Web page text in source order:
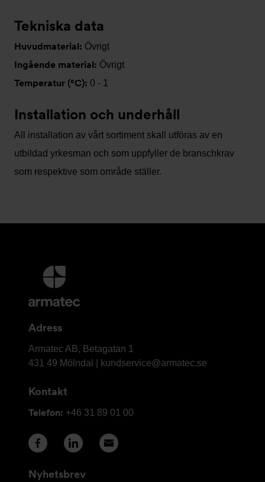
Tekniska data
Huvudmaterial: Övrigt
Ingående material: Övrigt
Temperatur (°C): 0 - 1
Installation och underhåll
All installation av vårt sortiment skall utföras av en
utbildad yrkesman och som uppfyller de branschkrav
som respektive som område ställer.
Ytterligare
information
och
Adress
Armatec
AB
Armatec AB, Betagatan 1
431 49 Mölndal |
kundservice@armatec.se
Kontakt
Telefon: +46 31 89 01 00
Nyhetsbrev